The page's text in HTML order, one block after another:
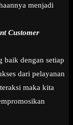
menjadi
Customer
baik dengan setiap
dari pelayanan
maka kita